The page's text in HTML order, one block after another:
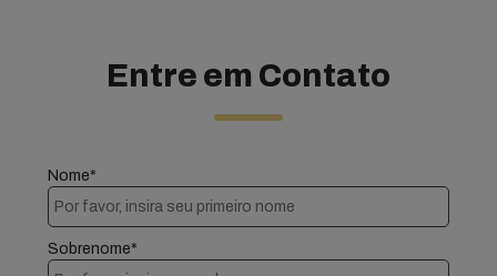
Entre em Contato
Nome*
Sobrenome*